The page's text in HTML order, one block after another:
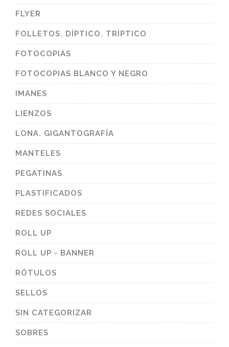
FLYER
FOLLETOS. DÍPTICO. TRÍPTICO
FOTOCOPIAS
FOTOCOPIAS BLANCO Y NEGRO
IMANES
LIENZOS
LONA. GIGANTOGRAFÍA
MANTELES
PEGATINAS
PLASTIFICADOS
REDES SOCIALES
ROLL UP
ROLL UP - BANNER
RÓTULOS
SELLOS
SIN CATEGORIZAR
SOBRES